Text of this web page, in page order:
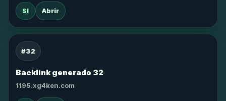
SI Abrir
#32
Backlink generado 32
1195.xg4ken.com